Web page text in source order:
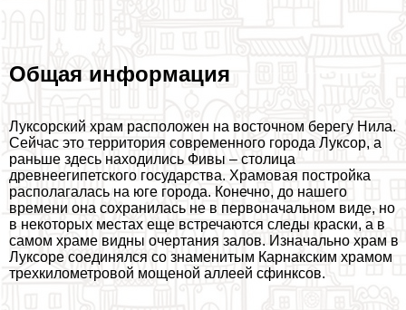
Общая информация
Луксорский храм расположен на восточном берегу Нила.
Сейчас это территория современного города Луксор, а
раньше здесь находились Фивы – столица
древнеегипетского государства. Храмовая постройка
располагалась на юге города. Конечно, до нашего
времени она сохранилась не в первоначальном виде, но
в некоторых местах еще встречаются следы краски, а в
самом храме видны очертания залов. Изначально храм в
Луксоре соединялся со знаменитым Карнакским храмом
трехкилометровой мощеной аллеей сфинксов.